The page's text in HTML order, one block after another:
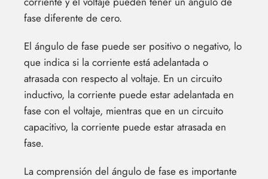
fase diferente de cero.
El ángulo de fase puede ser positivo o negativo, lo
que indica si la corriente está adelantada o
atrasada con respecto al voltaje. En un circuito
inductivo, la corriente puede estar adelantada en
fase con el voltaje, mientras que en un circuito
capacitivo, la corriente puede estar atrasada en
fase.
La comprensión del ángulo de fase es importante